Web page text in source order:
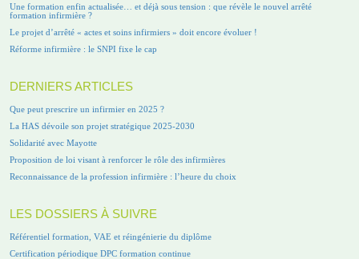
Une formation enfin actualisée… et déjà sous tension : que révèle le nouvel arrêté
formation infirmière ?
Le projet d’arrêté « actes et soins infirmiers » doit encore évoluer !
Réforme infirmière : le SNPI fixe le cap
DERNIERS ARTICLES
Que peut prescrire un infirmier en 2025 ?
La HAS dévoile son projet stratégique 2025-2030
Solidarité avec Mayotte
Proposition de loi visant à renforcer le rôle des infirmières
Reconnaissance de la profession infirmière : l’heure du choix
LES DOSSIERS À SUIVRE
Référentiel formation, VAE et réingénierie du diplôme
Certification périodique DPC formation continue